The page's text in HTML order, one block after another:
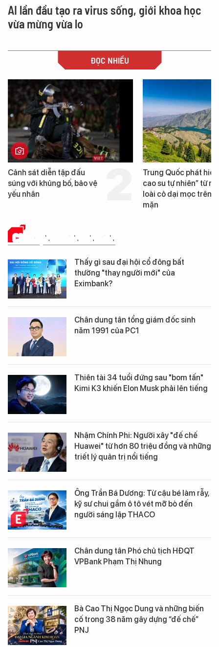
AI lần đầu tạo ra virus sống, giới khoa học
vừa mừng vừa lo
ĐỌC NHIỀU
Trung Quốc phát hiện “mỏ
cao su tự nhiên” từ một
loài cỏ dại mọc trên đất
Loạt dự án bất động
Đà Nẵng sắp bị kiểm
CHUYỆN DOANH NHÂN
Thấy gì sau đại hội cổ đông bất
thường "thay người mới" của
Eximbank?
Chân dung tân tổng giám đốc sinh
năm 1991 của PC1
Thiên tài 34 tuổi đứng sau "bom tấn"
Kimi K3 khiến Elon Musk phải lên tiếng
Nhậm Chính Phi: Người xây "đế chế
Huawei" từ hơn 80 triệu đồng và những
triết lý quản trị nổi tiếng
Ông Trần Bá Dương: Từ cậu bé làm rẫy,
kỹ sư chui gầm ô tô vét mỡ bò đến
người sáng lập THACO
Chân dung tân Phó chủ tịch HĐQT
VPBank Phạm Thị Nhung
Bà Cao Thị Ngọc Dung và những biến
cố trong 38 năm gây dựng “đế chế”
PNJ